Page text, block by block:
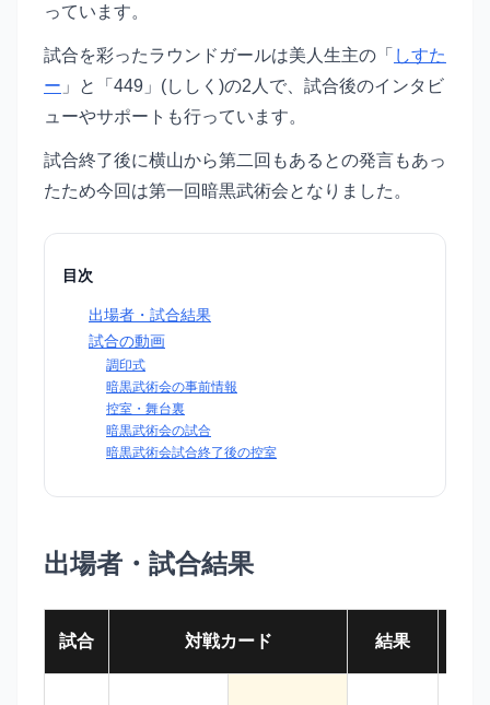
っています。
試合を彩ったラウンドガールは美人生主の「 しすた
ー 」と「449」(ししく)の2人で、試合後のインタビ
ューやサポートも行っています。
試合終了後に横山から第二回もあるとの発言もあっ
たため今回は第一回暗黒武術会となりました。
目次
出場者・試合結果
試合の動画
調印式
暗黒武術会の事前情報
控室・舞台裏
暗黒武術会の試合
暗黒武術会試合終了後の控室
出場者・試合結果
試合 対戦カード 結果